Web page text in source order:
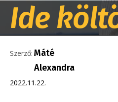
Ide
Szerző: Máté
Alexandra
2022.11.22.